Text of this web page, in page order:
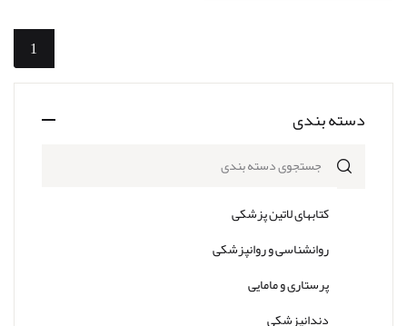
دسته بندی
کتابهای لاتین پزشکی
روانشناسی و روانپزشکی
پرستاری و مامایی
دندانپزشکی
1